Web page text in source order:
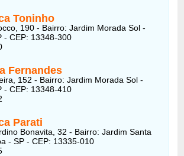
Toninho
190 - Bairro: Jardim Morada Sol -
- CEP: 13348-300
Fernandes
152 - Bairro: Jardim Morada Sol -
- CEP: 13348-410
Parati
Bonavita, 32 - Bairro: Jardim Santa
- SP - CEP: 13335-010